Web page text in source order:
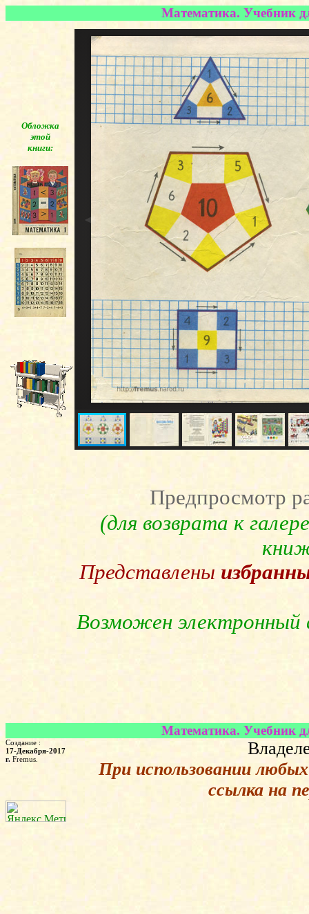
Математика. Учебник
Обложка
этой
книги:
◄
Предпросмотр
(для возврата к
Представлены
Возможен электронный
Математика. Учебник
Создание :
17-Декабря-2017
г. Fremus.
При использовании
ссылка на